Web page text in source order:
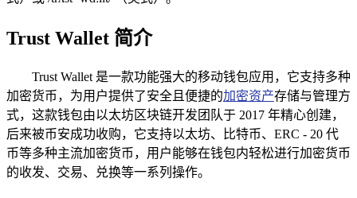
Trust Wallet 简介
Trust Wallet 是一款功能强大的移动钱包应用，它支持多种
加密货币，为用户提供了安全且便捷的加密资产存储与管理方
式，这款钱包由以太坊区块链开发团队于 2017 年精心创建，
后来被币安成功收购，它支持以太坊、比特币、ERC - 20 代
币等多种主流加密货币，用户能够在钱包内轻松进行加密货币
的收发、交易、兑换等一系列操作。